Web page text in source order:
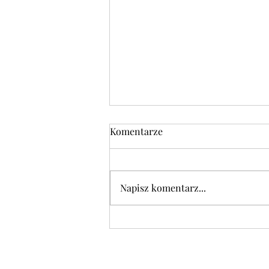
Komentarze
Napisz komentarz...